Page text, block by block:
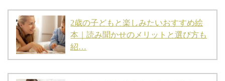
2歳の子どもと楽しみたいおすすめ絵
本｜読み聞かせのメリットと選び方も
紹…